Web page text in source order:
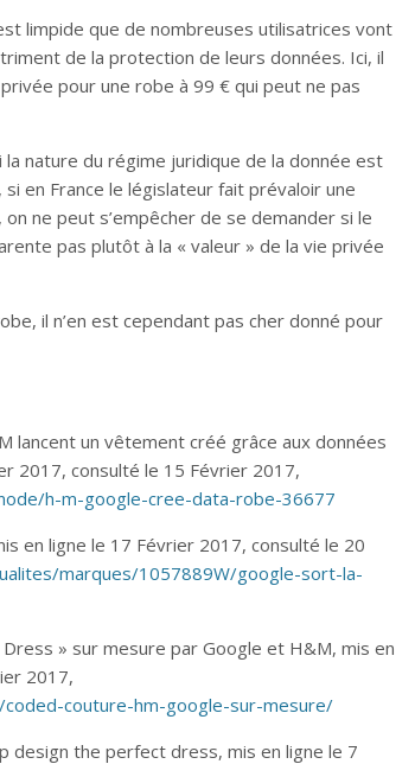
limpide que de nombreuses utilisatrices vont
de la protection de leurs données. Ici, il
pour une robe à 99 € qui peut ne pas
nature du régime juridique de la donnée est
en France le législateur fait prévaloir une
ne peut s’empêcher de se demander si le
pas plutôt à la « valeur » de la vie privée
il n’en est cependant pas cher donné pour
lancent un vêtement créé grâce aux données
2017, consulté le 15 Février 2017,
h-m-google-cree-data-robe-36677
en ligne le 17 Février 2017, consulté le 20
marques/1057889W/google-sort-la-
Dress » sur mesure par Google et H&M, mis en
2017,
couture-hm-google-sur-mesure/
design the perfect dress, mis en ligne le 7